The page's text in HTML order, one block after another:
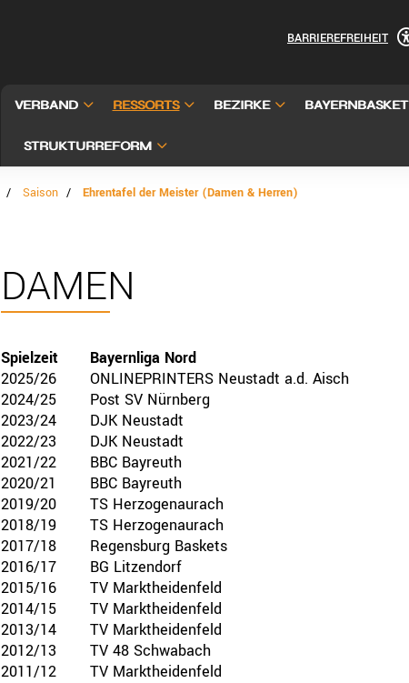
BARRIEREFREIHEIT
VERBAND RESSORTS BEZIRKE BAYERNBASKET
STRUKTURREFORM
Saison Ehrentafel der Meister (Damen & Herren)
DAMEN
Spielzeit Bayernliga Nord
2025/26
ONLINEPRINTERS Neustadt a.d. Aisch
2024/25
Post SV Nürnberg
2023/24
DJK Neustadt
2022/23
DJK Neustadt
2021/22
BBC Bayreuth
2020/21
BBC Bayreuth
2019/20
TS Herzogenaurach
2018/19
TS Herzogenaurach
2017/18
Regensburg Baskets
2016/17
BG Litzendorf
2015/16
TV Marktheidenfeld
2014/15
TV Marktheidenfeld
2013/14
TV Marktheidenfeld
2012/13
TV 48 Schwabach
2011/12
TV Marktheidenfeld